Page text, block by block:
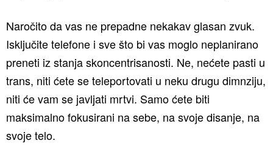
Naročito da vas ne prepadne nekakav glasan zvuk.
Isključite telefone i sve što bi vas moglo neplanirano
preneti iz stanja skoncentrisanosti. Ne, nećete pasti u
trans, niti ćete se teleportovati u neku drugu dimnziju,
niti će vam se javljati mrtvi. Samo ćete biti
maksimalno fokusirani na sebe, na svoje disanje, na
svoje telo.